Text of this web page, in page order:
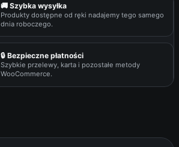
🚚 Szybka wysyłka
Produkty dostępne od ręki nadajemy tego samego
dnia roboczego.
🔒 Bezpieczne płatności
Szybkie przelewy, karta i pozostałe metody
WooCommerce.